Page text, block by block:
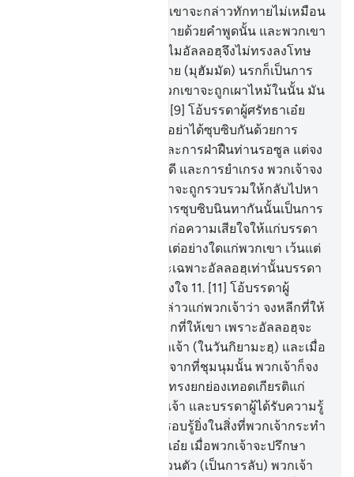
เมื่อพวกเขามาหาเจ้า พวกเขาจะกล่าวทักทายไม่เหมือน
กับที่อัลลอฮฺทรงกล่าวทักทายด้วยคำพูดนั้น และพวกเขา
กล่าวในหมู่พวกเขาว่า ทำไมอัลลอฮฺจึงไม่ทรงลงโทษ
เราตามที่เราได้กล่าวทักทาย (มุฮัมมัด) นรกก็เป็นการ
พอเพียงแก่พวกเขาแล้ว พวกเขาจะถูกเผาไหม้ในนั้น มัน
[9] โอ้บรรดาผู้ศรัทธาเอ๋ย
เมื่อพวกเจ้าซุบซิบต่อกัน ก็อย่าได้ซุบซิบกันด้วยการ
ทำบาปและการเป็นศัตรู และการฝ่าฝืนท่านรอซูล แต่จง
ซุบซิบกันเพื่อการทำความดี และการยำเกรง พวกเจ้าจง
ยำเกรงอัลลอฮฺ ผู้ซึ่งพวกเจ้าจะถูกรวบรวมให้กลับไปหา
[10] แท้จริงการซุบซิบนินทากันนั้นเป็นการ
งานของชัยฏอน เพื่อมันจะก่อความเสียใจให้แก่บรรดา
มุอฺมิน แต่มันจะไม่ให้ร้ายแต่อย่างใดแก่พวกเขา เว้นแต่
ด้วยอนุมัติของอัลลอฮฺ และเฉพาะอัลลอฮฺเท่านั้นบรรดา
มุอฺมินต้องมอบความไว้วางใจ 11. [11] โอ้บรรดาผู้
ศรัทธาเอ๋ย เมื่อได้มีเสียงกล่าวแก่พวกเจ้าว่า จงหลีกที่ให้
ในที่ชุมนุม พวกเจ้าก็จงหลีกที่ให้เขา เพราะอัลลอฮฺจะ
ทรงให้ที่กว้างขวางแก่พวกเจ้า (ในวันกิยามะฮฺ) และเมื่อ
มีเสียงกล่าวว่าจงลุกขึ้นยืนจากที่ชุมนุมนั้น พวกเจ้าก็จง
ลุกขึ้นยืน เพราะอัลลอฮฺจะทรงยกย่องเทอดเกียรติแก่
บรรดาผู้ศรัทธาในหมู่พวกเจ้า และบรรดาผู้ได้รับความรู้
หลายชั้น และอัลลอฮฺทรงรอบรู้ยิ่งในสิ่งที่พวกเจ้ากระทำ
[12] โอ้บรรดาผู้ศรัทธาเอ๋ย เมื่อพวกเจ้าจะปรึกษา
หารือท่านรอซูลเป็นการส่วนตัว (เป็นการลับ) พวกเจ้า